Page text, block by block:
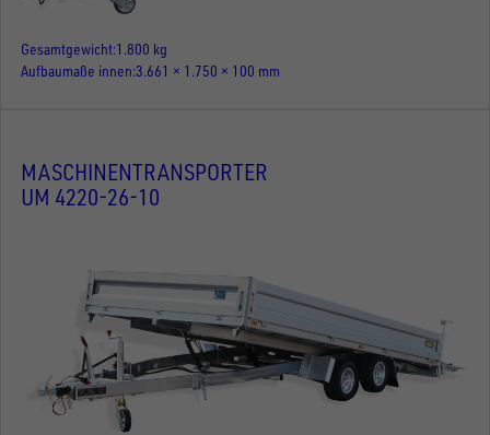
Gesamtgewicht 1.800 kg
Aufbaumaße innen 3.661 × 1.750 × 100 mm
MASCHINENTRANSPORTER
UM 4220-26-10